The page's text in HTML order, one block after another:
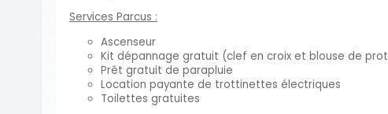
Services Parcus :
Ascenseur
Kit dépannage gratuit (clef en croix et blouse de
Prêt gratuit de parapluie
Location payante de trottinettes électriques
Toilettes gratuites